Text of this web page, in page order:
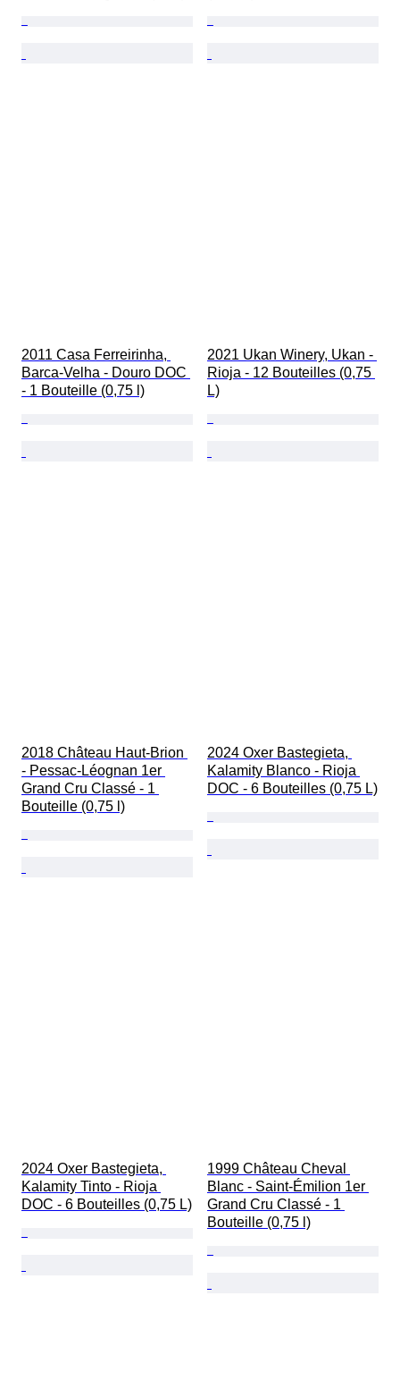
2011 Casa Ferreirinha,
Barca-Velha - Douro DOC
- 1 Bouteille (0,75 l)
2021 Ukan Winery, Ukan -
Rioja - 12 Bouteilles (0,75
L)
2018 Château Haut-Brion
- Pessac-Léognan 1er
Grand Cru Classé - 1
Bouteille (0,75 l)
2024 Oxer Bastegieta,
Kalamity Blanco - Rioja
DOC - 6 Bouteilles (0,75 L)
2024 Oxer Bastegieta,
Kalamity Tinto - Rioja
DOC - 6 Bouteilles (0,75 L)
1999 Château Cheval
Blanc - Saint-Émilion 1er
Grand Cru Classé - 1
Bouteille (0,75 l)